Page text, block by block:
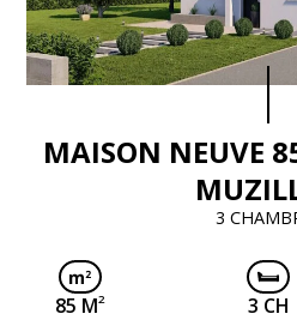
MAISON NEUVE
3
85 M2 3 CH